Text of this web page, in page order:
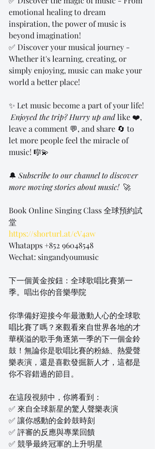
emotional healing to dream
inspiration, the power of music is
beyond imagination!
✅ Discover your musical journey -
Whether it's learning, creating, or
simply enjoying, music can make your
world a better place!
✨ Let music become a part of your life!
Enjoyed the trip? Hurry up and like ❤️,
leave a comment 💬, and share 🔄 to
let more people feel the miracle of
music! 🎼💫
🔔 Subscribe to our channel to discover
more moving stories about music! 🚀
Book Online Singing Class 全球預約試
堂
https://shorturl.at/cV4aw
Whatapps +852 96048548
Wechat: singandyoumusic
下一個黃金按鈕：全球歌唱比賽第一
季。唱出你的音樂學院
你準備好迎接今年最激動人心的全球歌
唱比賽了嗎？來觀看來自世界各地的才
華橫溢的歌手角逐第一季的下一個金鈴
鼓！無論你是歌唱比賽的粉絲、熱愛聲
樂表演，還是喜歡發掘新人才，這都是
你不容錯過的節目。
在這段視頻中，你將看到：
✅ 來自全球新星的驚人聲樂表演
✅ 讓你感動的金鈴鼓時刻
✅ 評審的反應與專業回饋
✅ 競爭最終冠軍的上升明星